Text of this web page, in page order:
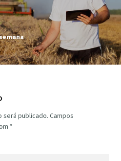
será publicado. Campos
*